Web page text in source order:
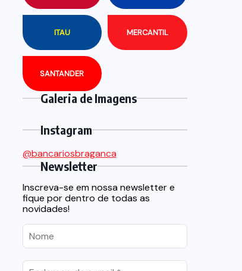
ITAU MERCANTIL
SANTANDER
Galeria de Imagens
Instagram
@bancariosbraganca
Newsletter
Inscreva-se em nossa newsletter e
fique por dentro de todas as
novidades!